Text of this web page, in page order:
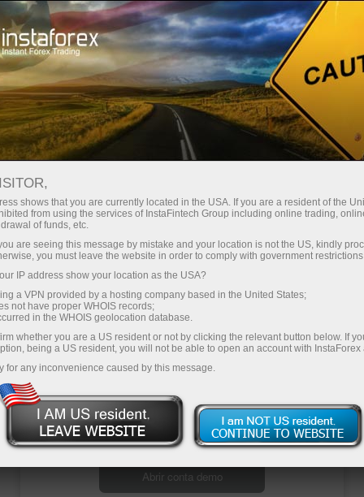
Campanhas Concursos Great Race
Great Race
A InstaForex Great Race é um dos concursos
mais populares entre as contas demo! Inclui
quatro etapas e a final com o prêmio total $
55.000.
Register
Abrir conta de negociação
Abrir conta demo
shows that you are currently located in the USA. If you are a resident of the
from using the services of InstaFintech Group including online trading,
of funds, etc.
are seeing this message by mistake and your location is not the US, kindly
you must leave the website in order to comply with government
IP address show your location as the USA?
a VPN provided by a hosting company based in the United States;
not have proper WHOIS records;
in the WHOIS geolocation database.
whether you are a US resident or not by clicking the relevant button below. If
being a US resident, you will not be able to open an account with InstaForex
for any inconvenience caused by this message.